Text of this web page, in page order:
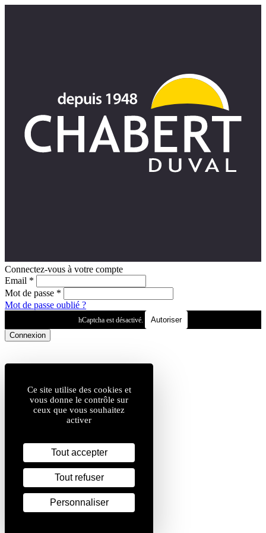
Connectez-vous à votre compte
Email *
Mot de passe *
Mot de passe oublié ?
hCaptcha est désactivé.
Autoriser
Connexion
Panneau de gestion des cookies
Ce site utilise des cookies et
vous donne le contrôle sur
ceux que vous souhaitez
activer
Tout accepter
Tout refuser
Personnaliser